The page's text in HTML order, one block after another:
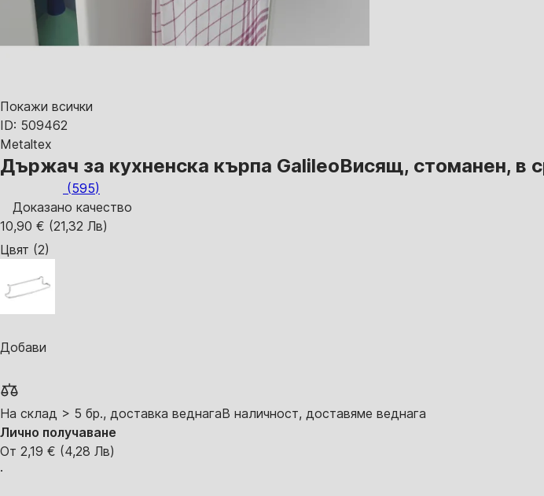
Покажи всички
ID: 509462
Metaltex
Държач за кухненска кърпа GalileoВисящ, стоманен, в
(595)
Доказано качество
10,90 € (21,32 Лв)
Цвят (2)
Добави
На склад > 5 бр., доставка веднагаВ наличност, доставяме веднага
Лично получаване
От 2,19 € (4,28 Лв)
·